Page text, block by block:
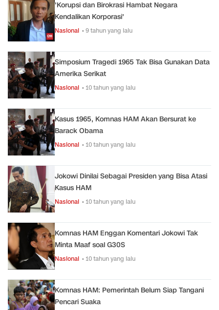
'Korupsi dan Birokrasi Hambat Negara
Kendalikan Korporasi'
Nasional • 9 tahun yang lalu
Simposium Tragedi 1965 Tak Bisa Gunakan Data
Amerika Serikat
Nasional • 10 tahun yang lalu
Kasus 1965, Komnas HAM Akan Bersurat ke
Barack Obama
Nasional • 10 tahun yang lalu
Jokowi Dinilai Sebagai Presiden yang Bisa Atasi
Kasus HAM
Nasional • 10 tahun yang lalu
Komnas HAM Enggan Komentari Jokowi Tak
Minta Maaf soal G30S
Nasional • 10 tahun yang lalu
Komnas HAM: Pemerintah Belum Siap Tangani
Pencari Suaka